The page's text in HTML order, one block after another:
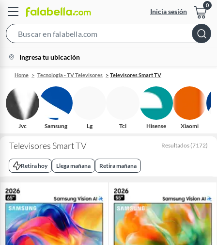
Inicia sesión
Bar
location-
icon
Ingresa tu ubicación
Home Tecnología - TV Televisores Televisores Smart TV
Jvc Samsung Lg Tcl Hisense Xiaomi
Televisores Smart TV Resultados (7172)
Retira hoy Llega mañana Retira mañana